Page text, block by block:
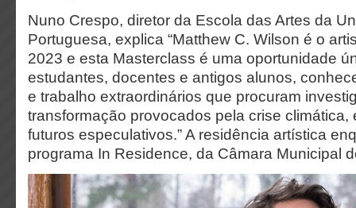
Nuno Crespo, diretor da Escola das Artes da
Portuguesa, explica “Matthew C. Wilson é o
2023 e esta Masterclass é uma oportunidade
estudantes, docentes e antigos alunos,
e trabalho extraordinários que procuram
transformação provocados pela crise climática,
futuros especulativos.” A residência artística
programa In Residence, da Câmara Municipal